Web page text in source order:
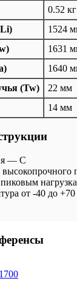
0.52 кг
1524
1631
1640
(Tw)
22 мм
14 мм
— C
от -40 до +70